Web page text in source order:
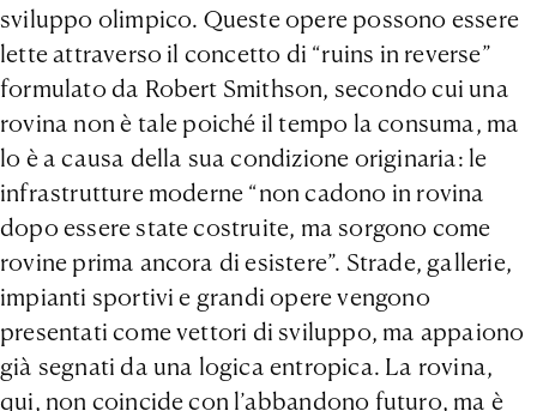
sviluppo olimpico. Queste opere possono essere
lette attraverso il concetto di “ruins in reverse”
formulato da Robert Smithson, secondo cui una
rovina non è tale poiché il tempo la consuma, ma
lo è a causa della sua condizione originaria: le
infrastrutture moderne “non cadono in rovina
dopo essere state costruite, ma sorgono come
rovine prima ancora di esistere”. Strade, gallerie,
impianti sportivi e grandi opere vengono
presentati come vettori di sviluppo, ma appaiono
già segnati da una logica entropica. La rovina,
qui, non coincide con l’abbandono futuro, ma è